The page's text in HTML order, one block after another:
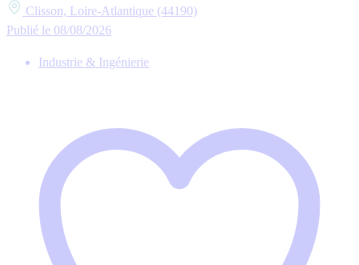
Clisson, Loire-Atlantique (44190)
Publié le 08/08/2026
Industrie & Ingénierie